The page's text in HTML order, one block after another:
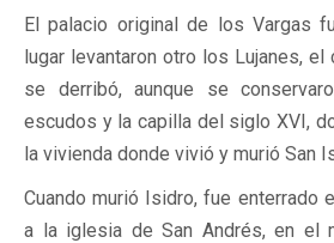
El palacio original de los Vargas
lugar levantaron otro los Lujanes, el
se derribó, aunque se
escudos y la capilla del siglo XVI,
la vivienda donde vivió y murió San
Cuando murió Isidro, fue enterrado
a la iglesia de San Andrés, en el